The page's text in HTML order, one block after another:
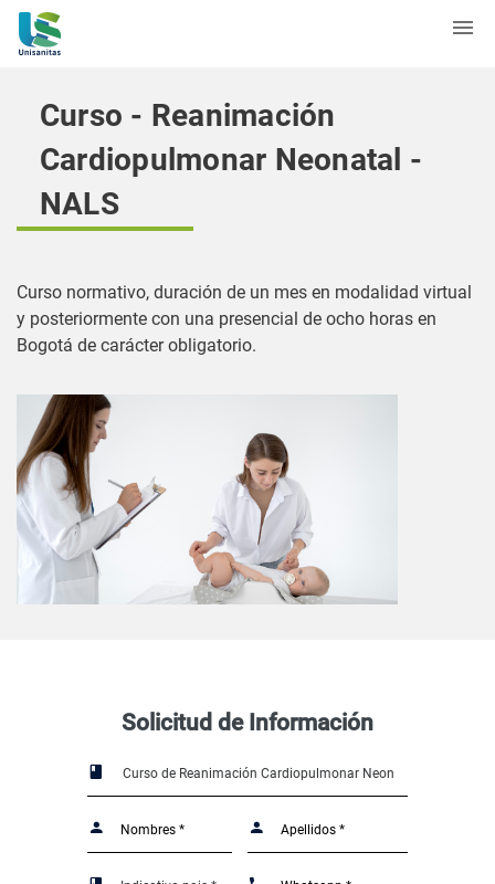
Curso - Reanimación
Cardiopulmonar Neonatal -
NALS
Curso normativo, duración de un mes en modalidad virtual
y posteriormente con una presencial de ocho horas en
Bogotá de carácter obligatorio.
Solicitud de Información